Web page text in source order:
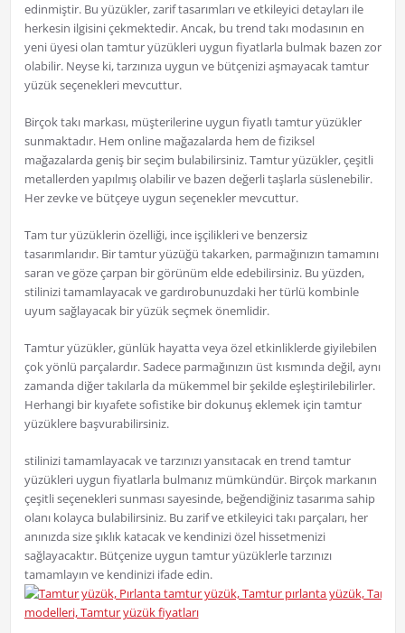
edinmiştir. Bu yüzükler, zarif tasarımları ve etkileyici detayları ile
herkesin ilgisini çekmektedir. Ancak, bu trend takı modasının en
yeni üyesi olan tamtur yüzükleri uygun fiyatlarla bulmak bazen zor
olabilir. Neyse ki, tarzınıza uygun ve bütçenizi aşmayacak tamtur
yüzük seçenekleri mevcuttur.
Birçok takı markası, müşterilerine uygun fiyatlı tamtur yüzükler
sunmaktadır. Hem online mağazalarda hem de fiziksel
mağazalarda geniş bir seçim bulabilirsiniz. Tamtur yüzükler, çeşitli
metallerden yapılmış olabilir ve bazen değerli taşlarla süslenebilir.
Her zevke ve bütçeye uygun seçenekler mevcuttur.
Tam tur yüzüklerin özelliği, ince işçilikleri ve benzersiz
tasarımlarıdır. Bir tamtur yüzüğü takarken, parmağınızın tamamını
saran ve göze çarpan bir görünüm elde edebilirsiniz. Bu yüzden,
stilinizi tamamlayacak ve gardırobunuzdaki her türlü kombinle
uyum sağlayacak bir yüzük seçmek önemlidir.
Tamtur yüzükler, günlük hayatta veya özel etkinliklerde giyilebilen
çok yönlü parçalardır. Sadece parmağınızın üst kısmında değil, aynı
zamanda diğer takılarla da mükemmel bir şekilde eşleştirilebilirler.
Herhangi bir kıyafete sofistike bir dokunuş eklemek için tamtur
yüzüklere başvurabilirsiniz.
stilinizi tamamlayacak ve tarzınızı yansıtacak en trend tamtur
yüzükleri uygun fiyatlarla bulmanız mümkündür. Birçok markanın
çeşitli seçenekleri sunması sayesinde, beğendiğiniz tasarıma sahip
olanı kolayca bulabilirsiniz. Bu zarif ve etkileyici takı parçaları, her
anınızda size şıklık katacak ve kendinizi özel hissetmenizi
sağlayacaktır. Bütçenize uygun tamtur yüzüklerle tarzınızı
tamamlayın ve kendinizi ifade edin.